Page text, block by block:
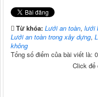
Từ khóa: Lưới an toàn, lưới
Lưới an toàn trong xây dựng,
không
Tổng số điểm của bài viết là:
Click để